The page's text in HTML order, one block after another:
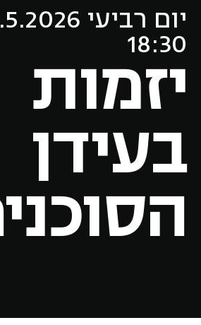
18:30
יזמות
בעידן